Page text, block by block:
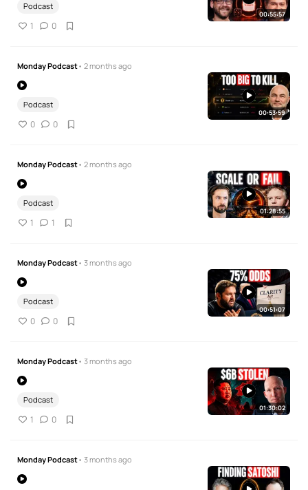
Podcast
1 0
00:55:57
Monday Podcast• 2 months ago
Podcast
0 0
00:53:59
Monday Podcast• 2 months ago
Podcast
1 1
01:28:55
Monday Podcast• 3 months ago
Podcast
0 0
00:51:07
Monday Podcast• 3 months ago
Podcast
1 0
01:30:02
Monday Podcast• 3 months ago